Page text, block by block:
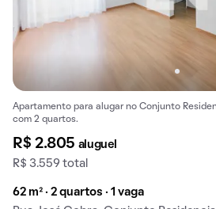
Apartamento para alugar no Conjunto
com 2 quartos.
R$ 2.805 aluguel
R$ 3.559 total
62 m² · 2 quartos · 1 vaga